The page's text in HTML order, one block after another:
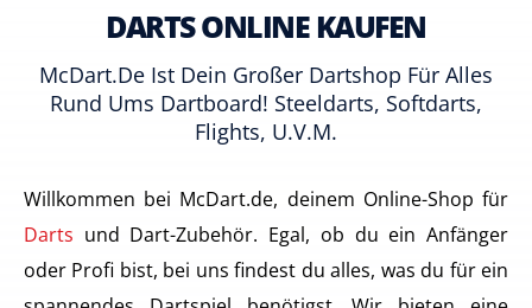
DARTS ONLINE KAUFEN
McDart.de Ist Dein Großer Dartshop Für Alles
Rund Ums Dartboard! Steeldarts, Softdarts,
Flights, U.v.m.
Willkommen bei McDart.de, deinem Online-Shop für
Darts und Dart-Zubehör. Egal, ob du ein Anfänger
oder Profi bist, bei uns findest du alles, was du für ein